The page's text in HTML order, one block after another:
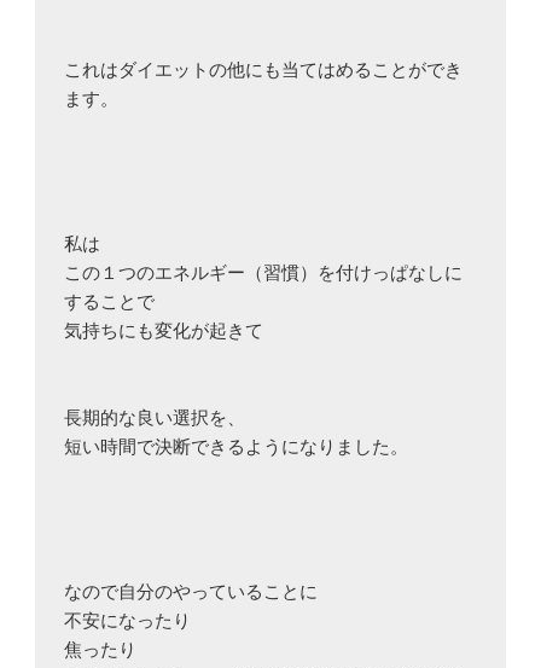
これはダイエットの他にも当てはめることができ
ます。
私は
この１つのエネルギー（習慣）を付けっぱなしに
することで
気持ちにも変化が起きて
長期的な良い選択を、
短い時間で決断できるようになりました。
なので自分のやっていることに
不安になったり
焦ったり